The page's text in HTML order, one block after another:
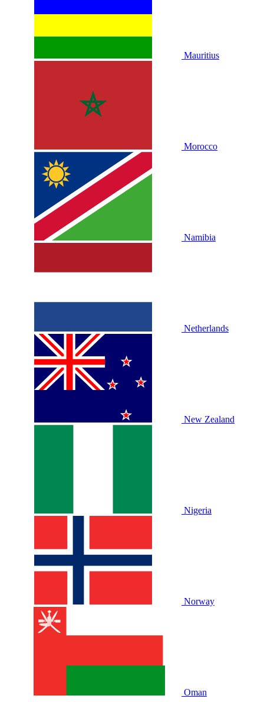
Mauritius
Morocco
Namibia
Netherlands
New Zealand
Nigeria
Norway
Oman